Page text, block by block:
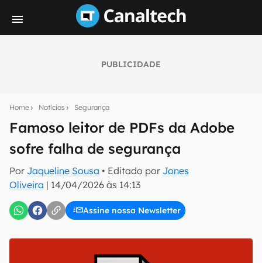
PUBLICIDADE
Home Notícias Segurança
Famoso leitor de PDFs da Adobe
sofre falha de segurança
Por Jaqueline Sousa • Editado por Jones
Oliveira | 14/04/2026 às 14:13
Assine nossa Newsletter
notícias e reviews sobre tecnologia em primeira
E-mail